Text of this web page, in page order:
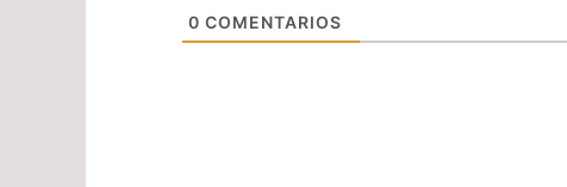
0 COMENTARIOS